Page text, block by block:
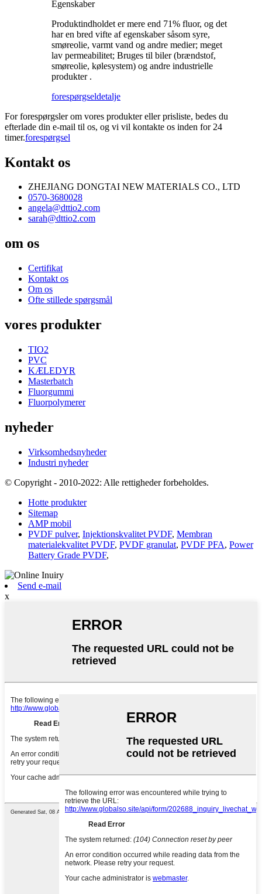
Egenskaber
Produktindholdet er mere end 71% fluor, og det
har en bred vifte af egenskaber såsom syre,
smøreolie, varmt vand og andre medier; meget
lav permeabilitet; Bruges til biler (brændstof,
smøreolie, kølesystem) og andre industrielle
produkter .
forespørgseldetalje
For forespørgsler om vores produkter eller prisliste, bedes du
efterlade din e-mail til os, og vi vil kontakte os inden for 24
timer.forespørgsel
Kontakt os
ZHEJIANG DONGTAI NEW MATERIALS CO., LTD
0570-3680028
angela@dttio2.com
sarah@dttio2.com
om os
Certifikat
Kontakt os
Om os
Ofte stillede spørgsmål
vores produkter
TIO2
PVC
KÆLEDYR
Masterbatch
Fluorgummi
Fluorpolymerer
nyheder
Virksomhedsnyheder
Industri nyheder
© Copyright - 2010-2022: Alle rettigheder forbeholdes.
Hotte produkter
Sitemap
AMP mobil
PVDF pulver, Injektionskvalitet PVDF, Membran
materialekvalitet PVDF, PVDF granulat, PVDF PFA, Power
Battery Grade PVDF,
Send e-mail
x